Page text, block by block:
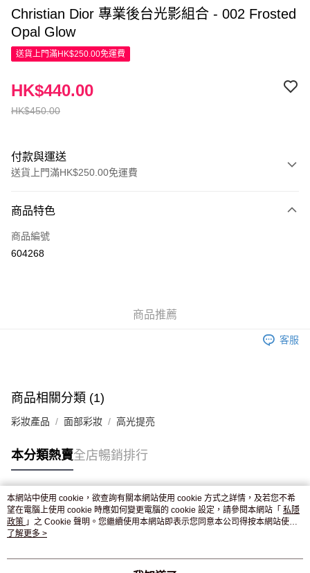
Christian Dior 專業後台光影組合 - 002 Frosted
Opal Glow
送貨上門滿HK$250.00免運費
HK$450.00
HK$440.00
付款與運送
送貨上門滿HK$250.00免運費
信用卡
Apple Pay
付款後門市自取，訂單確認後2-4個工作天到店，7天內取。逾期後
商品特色
商品編號
604268
商品推薦
客服
商品相關分類 (1)
彩妝產品 面部彩妝 高光提亮
本分類熱賣全店暢銷排行
熱門標籤
熱銷排行
本網站中使用 cookie，欲查詢有關本網站使用 cookie 方式之詳情，及若您不希
望在電腦上使用 cookie 時應如何變更電腦的 cookie 設定，請參閱本網站「 私隱
政策 」之 Cookie 聲明。您繼續使用本網站即表示您同意本公司得按本網站使用
條款之 Cookie 聲明使用 cookie。
了解更多 >